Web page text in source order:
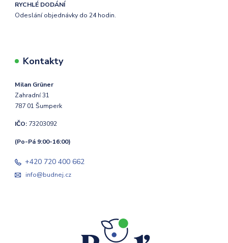
RYCHLÉ DODÁNÍ
Odeslání objednávky do 24 hodin.
Kontakty
Milan Grüner
Zahradní 31
787 01 Šumperk
IČO: 73203092
(Po-Pá 9:00-16:00)
+420 720 400 662
info@budnej.cz